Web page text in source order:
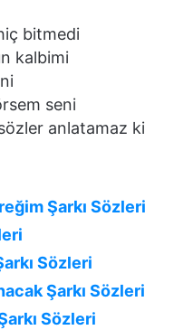
bitmedi
kalbimi
seni
anlatamaz ki
Şarkı Sözleri
Sözleri
Şarkı Sözleri
Sözleri